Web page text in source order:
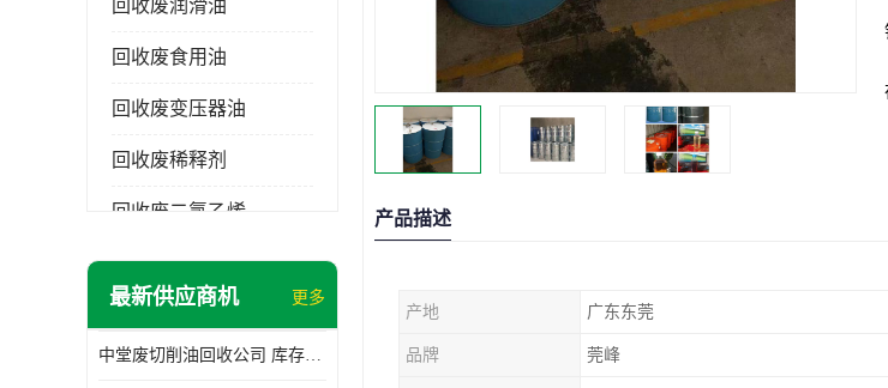
回收废润滑油
回收废食用油
回收废变压器油
回收废稀释剂
回收废二氯乙烯
回收废清洗剂
回收废三氯乙烯
最新供应商机 更多
中堂废切削油回收公司 库存积压回收 义乌市永峰贸易商行
产品描述
产地 广东东莞
品牌 莞峰